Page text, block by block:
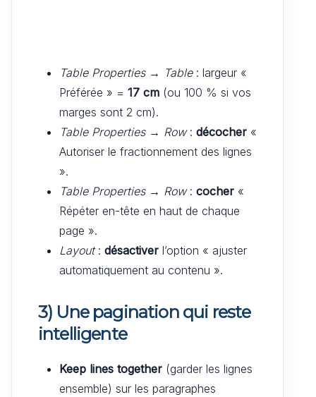
Table Properties → Table: largeur «
Préférée » = 17 cm (ou 100 % si vos
marges sont 2 cm).
Table Properties → Row: décocher «
Autoriser le fractionnement des lignes
».
Table Properties → Row: cocher «
Répéter en-tête en haut de chaque
page ».
Layout: désactiver l’option « ajuster
automatiquement au contenu ».
3) Une pagination qui reste
intelligente
Keep lines together (garder les lignes
ensemble) sur les paragraphes